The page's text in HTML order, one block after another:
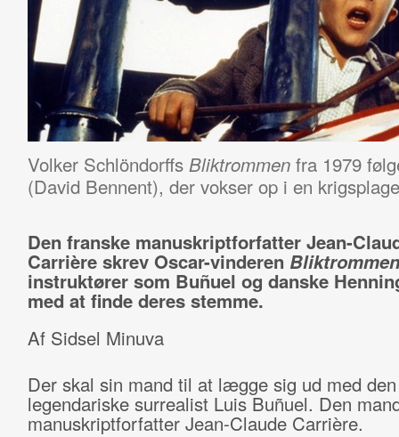
Volker Schlöndorffs Bliktrommenfra 1979
(David Bennent), der vokser op i en
Den franske manuskriptforfatter Jean-
Carrière skrev Oscar-vinderen Bliktrommen
instruktører som Buñuel og danske
med at finde deres stemme.
Af Sidsel Minuva
Der skal sin mand til at lægge sig ud med den
legendariske surrealist Luis Buñuel. Den
manuskriptforfatter Jean-Claude Carrière.